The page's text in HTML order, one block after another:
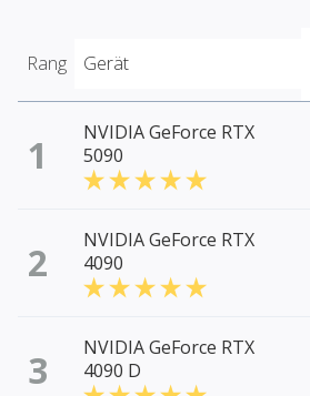
Rang Gerät
1
NVIDIA GeForce RTX
5090
2
NVIDIA GeForce RTX
4090
3
NVIDIA GeForce RTX
4090 D